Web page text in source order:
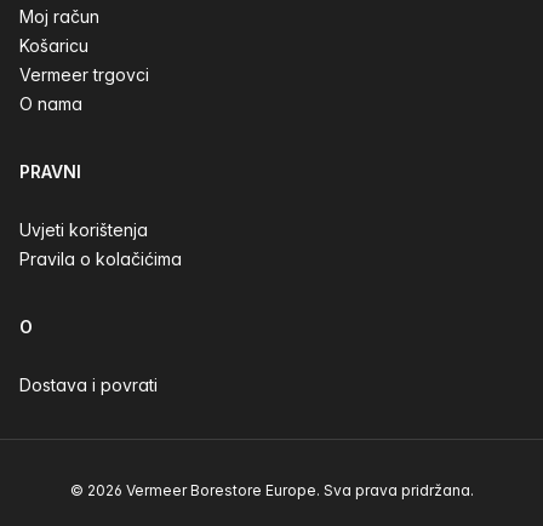
Moj račun
Košaricu
Vermeer trgovci
O nama
PRAVNI
Uvjeti korištenja
Pravila o kolačićima
O
Dostava i povrati
© 2026 Vermeer Borestore Europe. Sva prava pridržana.